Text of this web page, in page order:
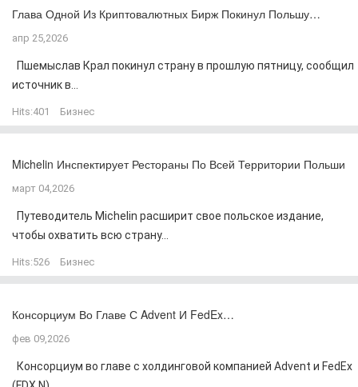
Глава Одной Из Криптовалютных Бирж Покинул Польшу…
апр 25,2026
Пшемыслав Крал покинул страну в прошлую пятницу, сообщил
источник в...
Hits:401 Бизнес
Michelin Инспектирует Рестораны По Всей Территории Польши
март 04,2026
Путеводитель Michelin расширит свое польское издание,
чтобы охватить всю страну...
Hits:526 Бизнес
Консорциум Во Главе С Advent И FedEx…
фев 09,2026
Консорциум во главе с холдинговой компанией Advent и FedEx